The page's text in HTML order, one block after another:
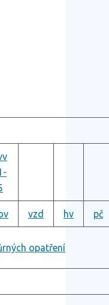
vzd hv pč
opatření